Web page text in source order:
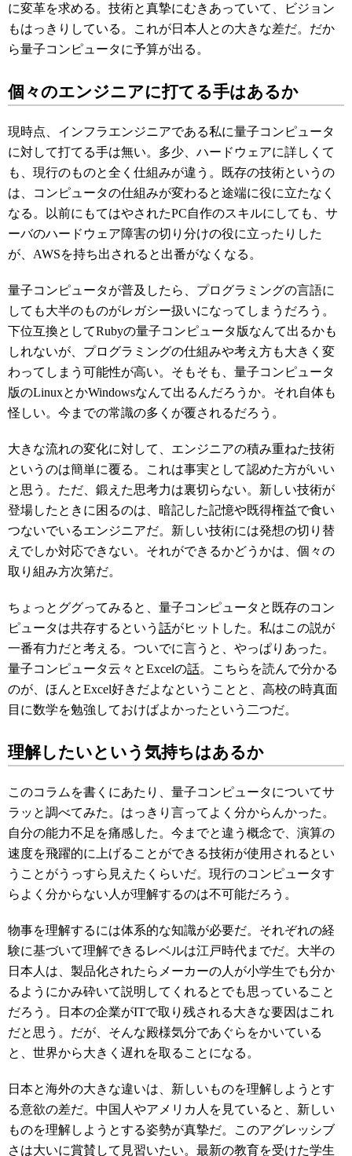
に変革を求める。技術と真摯にむきあっていて、ビジョン
もはっきりしている。これが日本人との大きな差だ。だか
ら量子コンピュータに予算が出る。
個々のエンジニアに打てる手はあるか
現時点、インフラエンジニアである私に量子コンピュータ
に対して打てる手は無い。多少、ハードウェアに詳しくて
も、現行のものと全く仕組みが違う。既存の技術というの
は、コンピュータの仕組みが変わると途端に役に立たなく
なる。以前にもてはやされたPC自作のスキルにしても、サ
ーバのハードウェア障害の切り分けの役に立ったりした
が、AWSを持ち出されると出番がなくなる。
量子コンピュータが普及したら、プログラミングの言語に
しても大半のものがレガシー扱いになってしまうだろう。
下位互換としてRubyの量子コンピュータ版なんて出るかも
しれないが、プログラミングの仕組みや考え方も大きく変
わってしまう可能性が高い。そもそも、量子コンピュータ
版のLinuxとかWindowsなんて出るんだろうか。それ自体も
怪しい。今までの常識の多くが覆されるだろう。
大きな流れの変化に対して、エンジニアの積み重ねた技術
というのは簡単に覆る。これは事実として認めた方がいい
と思う。ただ、鍛えた思考力は裏切らない。新しい技術が
登場したときに困るのは、暗記した記憶や既得権益で食い
つないでいるエンジニアだ。新しい技術には発想の切り替
えでしか対応できない。それができるかどうかは、個々の
取り組み方次第だ。
ちょっとググってみると、量子コンピュータと既存のコン
ピュータは共存するという 話がヒットした。私はこの説が
一番有力だと考える。ついでに言うと、やっぱりあった。
量子コンピュータ云々とExcelの話。こちらを読んで分かる
のが、ほんとExcel好きだよなということと、高校の時真面
目に数学を勉強しておけばよかったという二つだ。
理解したいという気持ちはあるか
このコラムを書くにあたり、量子コンピュータについてサ
ラッと調べてみた。はっきり言ってよく分からんかった。
自分の能力不足を痛感した。今までと違う概念で、演算の
速度を飛躍的に上げることができる技術が使用されるとい
うことがうっすら見えたくらいだ。現行のコンピュータす
らよく分からない人が理解するのは不可能だろう。
物事を理解するには体系的な知識が必要だ。それぞれの経
験に基づいて理解できるレベルは江戸時代までだ。大半の
日本人は、製品化されたらメーカーの人が小学生でも分か
るようにかみ砕いて説明してくれるとでも思っていること
だろう。日本の企業がITで取り残される大きな要因はこれ
だと思う。だが、そんな殿様気分であぐらをかいている
と、世界から大きく遅れを取ることになる。
日本と海外の大きな違いは、新しいものを理解しようとす
る意欲の差だ。中国人やアメリカ人を見ていると、新しい
ものを理解しようとする姿勢が真摯だ。このアグレッシブ
さは大いに賞賛して見習いたい。最新の教育を受けた学生